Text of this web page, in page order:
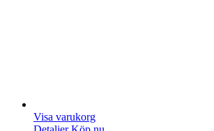
Visa varukorg